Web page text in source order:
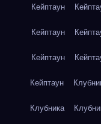
Кейптаун
Кейптаун
Кейптаун
Кейптаун
Клубника